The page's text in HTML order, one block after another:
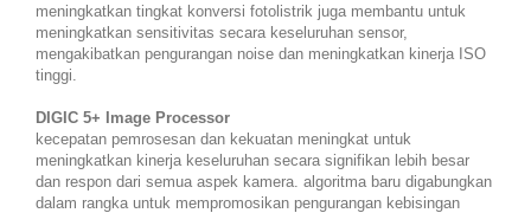
meningkatkan tingkat konversi fotolistrik juga membantu untuk
meningkatkan sensitivitas secara keseluruhan sensor,
mengakibatkan pengurangan noise dan meningkatkan kinerja ISO
tinggi.
DIGIC 5+ Image Processor
kecepatan pemrosesan dan kekuatan meningkat untuk
meningkatkan kinerja keseluruhan secara signifikan lebih besar
dan respon dari semua aspek kamera. algoritma baru digabungkan
dalam rangka untuk mempromosikan pengurangan kebisingan